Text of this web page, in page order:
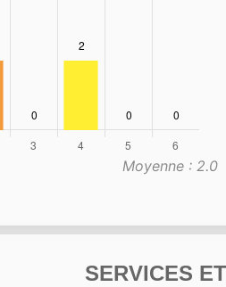
Moyenne : 2.0
SERVICES